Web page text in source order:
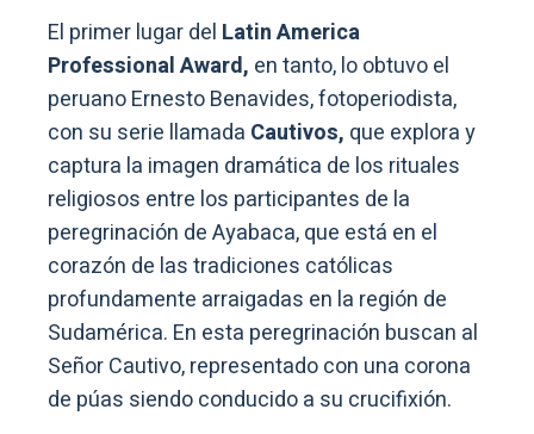
El primer lugar del Latin America
Professional Award, en tanto, lo obtuvo el
peruano Ernesto Benavides, fotoperiodista,
con su serie llamada Cautivos, que explora y
captura la imagen dramática de los rituales
religiosos entre los participantes de la
peregrinación de Ayabaca, que está en el
corazón de las tradiciones católicas
profundamente arraigadas en la región de
Sudamérica. En esta peregrinación buscan al
Señor Cautivo, representado con una corona
de púas siendo conducido a su crucifixión.